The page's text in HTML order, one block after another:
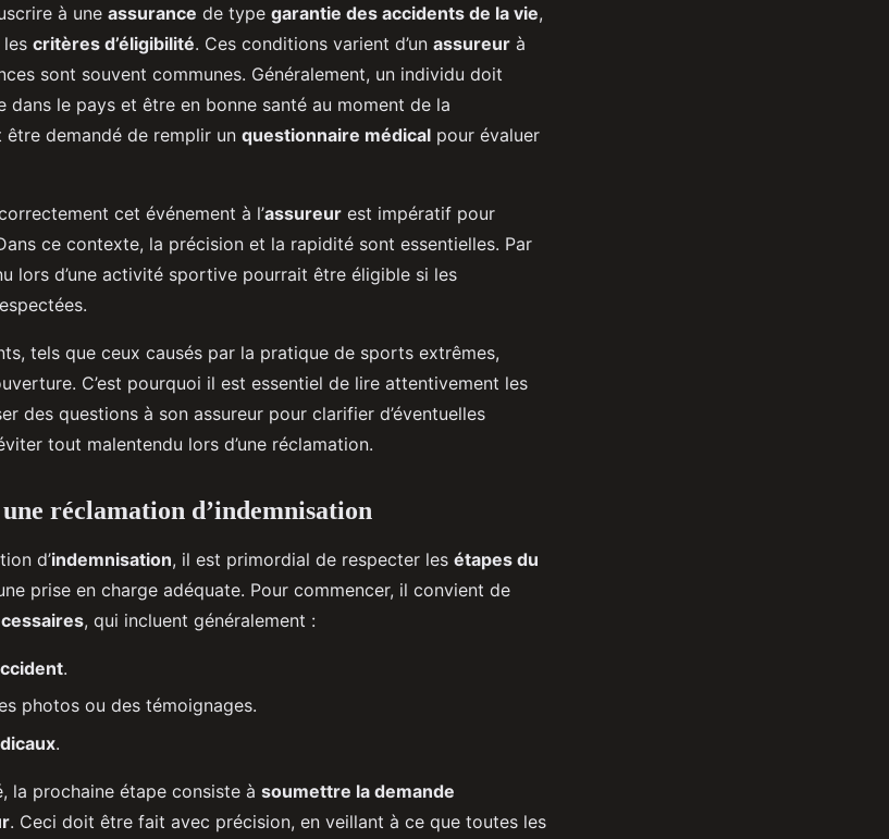
à une assurance de type garantie des accidents de la vie,
critères d’éligibilité. Ces conditions varient d’un assureur à
sont souvent communes. Généralement, un individu doit
dans le pays et être en bonne santé au moment de la
demandé de remplir un questionnaire médical pour évaluer
cet événement à l’assureur est impératif pour
ce contexte, la précision et la rapidité sont essentielles. Par
lors d’une activité sportive pourrait être éligible si les
tels que ceux causés par la pratique de sports extrêmes,
C’est pourquoi il est essentiel de lire attentivement les
des questions à son assureur pour clarifier d’éventuelles
tout malentendu lors d’une réclamation.
réclamation d’indemnisation
d’indemnisation, il est primordial de respecter les étapes du
prise en charge adéquate. Pour commencer, il convient de
, qui incluent généralement :
.
photos ou des témoignages.
.
la prochaine étape consiste à soumettre la demande
. Ceci doit être fait avec précision, en veillant à ce que toutes les